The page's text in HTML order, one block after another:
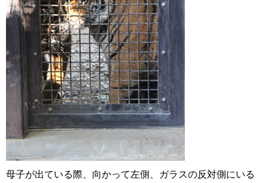
母子が出ている際、向かって左側、ガラスの反対側にいる